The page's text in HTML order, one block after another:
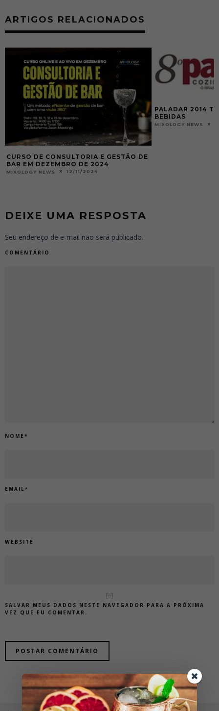
ARTIGOS RELACIONADOS
DE
PALADAR 2014 TERÁ PALESTRAS DE
BEBIDAS
MIXOLOGY NEWS 19/09/2014
DEIXE UMA RESPOSTA
Seu endereço de e-mail não será publicado.
COMENTÁRIO
NOME *
EMAIL*
WEBSITE
SALVAR MEUS DADOS NESTE NAVEGADOR PARA A PRÓXIMA
VEZ QUE EU COMENTAR.